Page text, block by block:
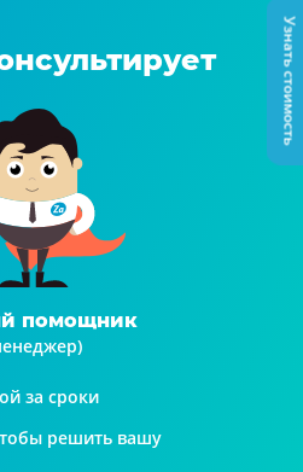
помощник
за сроки
решить вашу
Узнать стоимость